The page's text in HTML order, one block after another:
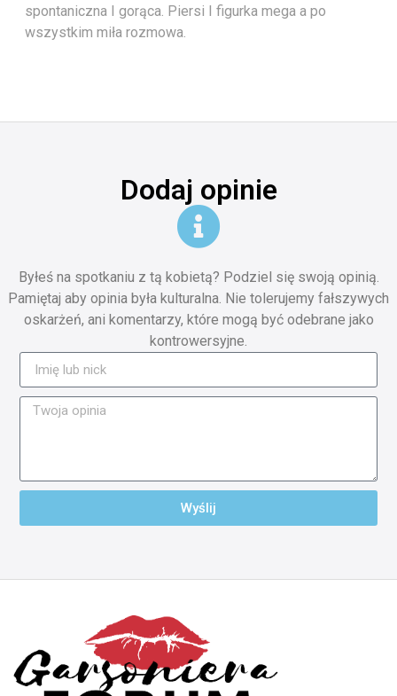
spontaniczna I gorąca. Piersi I figurka mega a po
wszystkim miła rozmowa.
Dodaj opinie
Byłeś na spotkaniu z tą kobietą? Podziel się swoją opinią.
Pamiętaj aby opinia była kulturalna. Nie tolerujemy fałszywych
oskarżeń, ani komentarzy, które mogą być odebrane jako
kontrowersyjne.
Wyślij